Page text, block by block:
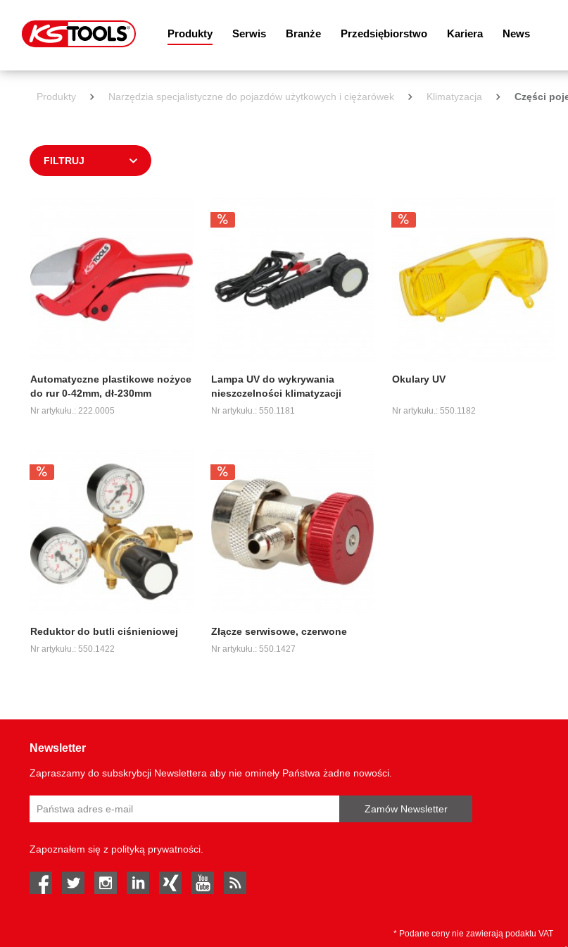
Produkty Serwis Branże Przedsiębiorstwo Kariera News
Produkty Narzędzia specjalistyczne do pojazdów użytkowych i ciężarówek Klimatyzacja Części
FILTRUJ
Automatyczne plastikowe nożyce
do rur 0-42mm, dł-230mm
Nr artykułu.: 222.0005
Lampa UV do wykrywania
nieszczelności klimatyzacji
Nr artykułu.: 550.1181
Okulary UV
Nr artykułu.: 550.1182
Reduktor do butli ciśnieniowej
Nr artykułu.: 550.1422
Złącze serwisowe, czerwone
Nr artykułu.: 550.1427
Newsletter
Zapraszamy do subskrybcji Newslettera aby nie omineły Państwa żadne nowości.
Zamów Newsletter
Zapoznałem się z polityką prywatności
facebook twitter instagramlinked in Xing youtube
* Podane ceny nie zawierają podaktu VAT